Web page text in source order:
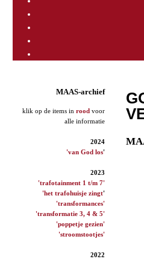
MAAS-archief
klik op de items in rood voor
alle informatie
2024
'van God los'
2023
'trafotainment 1 t/m 7'
'het trafohuisje zingt'
'transformances'
'transformatie 3, 4 & 5'
'poppetje gezien'
'stroomstootjes'
2022